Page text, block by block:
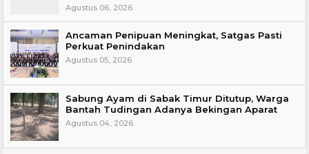
Agustus 06, 2026
Ancaman Penipuan Meningkat, Satgas Pasti
Perkuat Penindakan
Agustus 05, 2026
Sabung Ayam di Sabak Timur Ditutup, Warga
Bantah Tudingan Adanya Bekingan Aparat
Agustus 04, 2026